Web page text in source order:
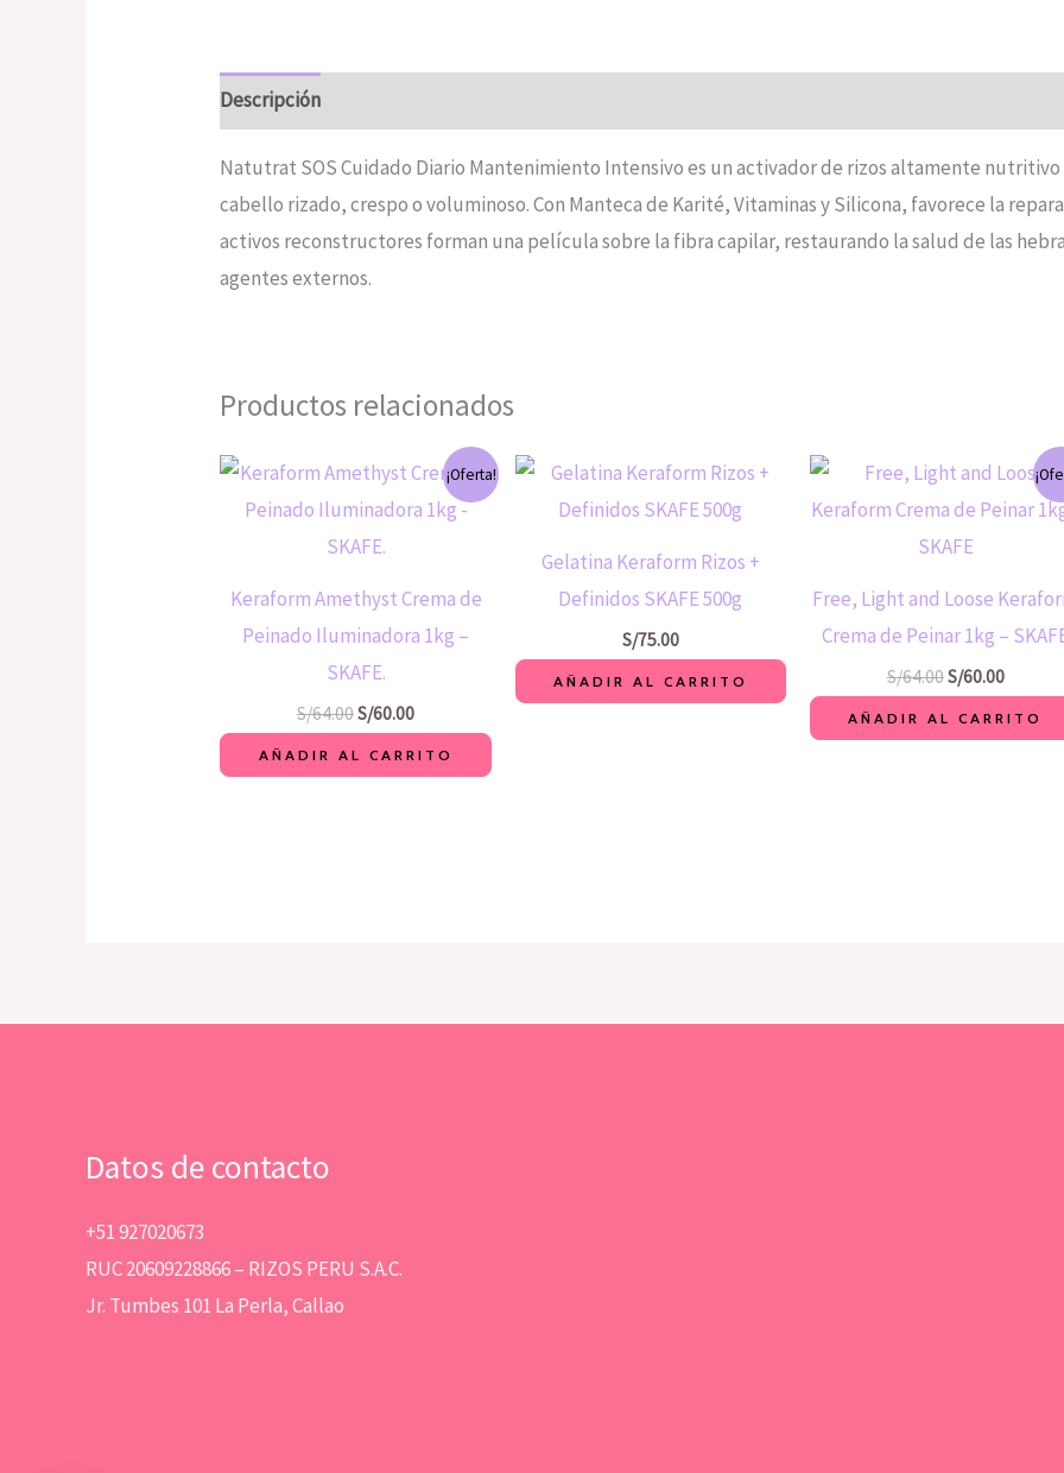
Descripción
Natutrat SOS Cuidado Diario Mantenimiento Intensivo es un activador de rizos altamente
cabello rizado, crespo o voluminoso. Con Manteca de Karité, Vitaminas y Silicona, favorece la
activos reconstructores forman una película sobre la fibra capilar, restaurando la salud de las
agentes externos.
Productos relacionados
¡Oferta!
Keraform Amethyst Crema de
Peinado Iluminadora 1kg –
SKAFE.
S/64.00
El
precio
original
S/64.00.
S/60.00
El
precio
actual
AÑADIR AL CARRITO
Gelatina Keraform Rizos +
Definidos SKAFE 500g
S/75.00
AÑADIR AL CARRITO
Free, Light and Loose
Crema de Peinar 1kg –
S/64.00
El
precio
original
S/64.00.
S/60.00
El
precio
actual
AÑADIR AL CARRITO
Datos de contacto
+51 927020673
RUC 20609228866 – RIZOS PERU S.A.C.
Jr. Tumbes 101 La Perla, Callao